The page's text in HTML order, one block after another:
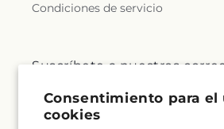
Consentimiento para el
cookies
Condiciones de servicio
Suscríbete a nuestros
Correo electrónico